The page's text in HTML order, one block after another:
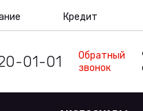
Кредит
01-01
Обратный
звонок